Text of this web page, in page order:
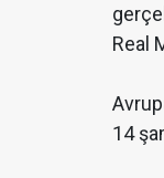
Real
14